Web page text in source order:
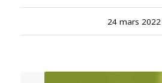
24 mars 2022